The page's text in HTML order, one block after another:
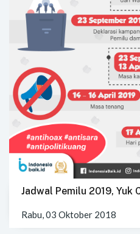
Jadwal Pemilu 2019, Yuk
Rabu, 03 Oktober 2018